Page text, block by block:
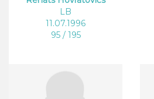
LB
11.07.1996
95 / 195